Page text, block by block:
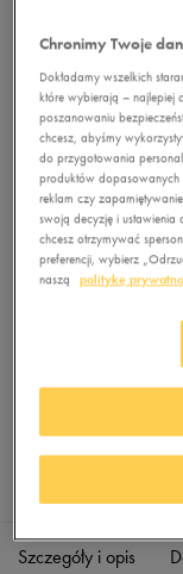
ADIDAS
JACKET
0.0
229,99złz Vat
+ 1150 PKT W
Jeśli artykuł będzie
Wybierz rozmiar
M
Sprawdź
Szczegóły i opis
Chronimy Twoje
Dokładamy wszelkich
które wybierają – najlepiej
poszanowaniu
chcesz, abyśmy
do przygotowania
produktów dopasowanych
reklam czy
swoją decyzję i ustawienia
chcesz otrzymywać
preferencji, wybierz
naszą
politykę